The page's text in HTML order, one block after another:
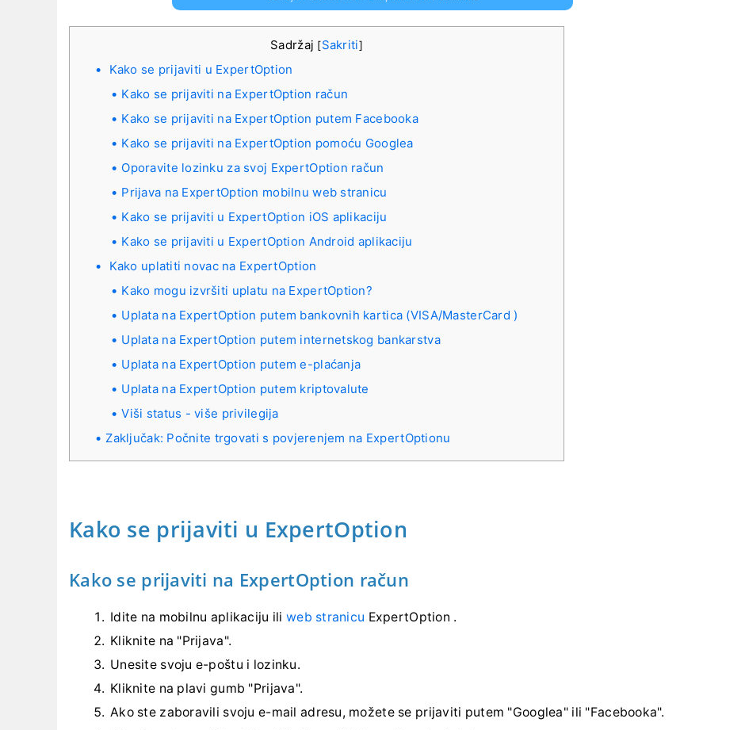
Sadržaj [Sakriti]
Kako se prijaviti u ExpertOption
Kako se prijaviti na ExpertOption račun
Kako se prijaviti na ExpertOption putem Facebooka
Kako se prijaviti na ExpertOption pomoću Googlea
Oporavite lozinku za svoj ExpertOption račun
Prijava na ExpertOption mobilnu web stranicu
Kako se prijaviti u ExpertOption iOS aplikaciju
Kako se prijaviti u ExpertOption Android aplikaciju
Kako uplatiti novac na ExpertOption
Kako mogu izvršiti uplatu na ExpertOption?
Uplata na ExpertOption putem bankovnih kartica (VISA/MasterCard )
Uplata na ExpertOption putem internetskog bankarstva
Uplata na ExpertOption putem e-plaćanja
Uplata na ExpertOption putem kriptovalute
Viši status - više privilegija
Zaključak: Počnite trgovati s povjerenjem na ExpertOptionu
Kako se prijaviti u ExpertOption
Kako se prijaviti na ExpertOption račun
Idite na mobilnu aplikaciju ili web stranicu ExpertOption .
Kliknite na "Prijava".
Unesite svoju e-poštu i lozinku.
Kliknite na plavi gumb "Prijava".
Ako ste zaboravili svoju e-mail adresu, možete se prijaviti putem "Googlea" ili "Facebooka".